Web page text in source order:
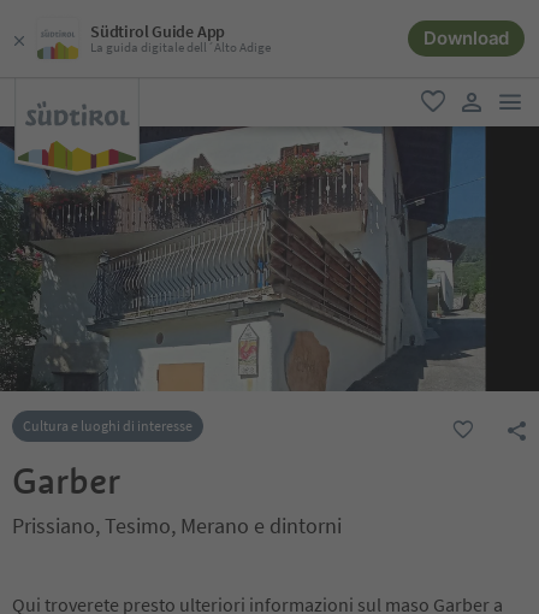
Südtirol Guide App
La guida digitale dell´Alto Adige Download
favoriti
user link
Cultura e luoghi di interesse
Garber
Prissiano, Tesimo, Merano e dintorni
Qui troverete presto ulteriori informazioni sul maso Garber a